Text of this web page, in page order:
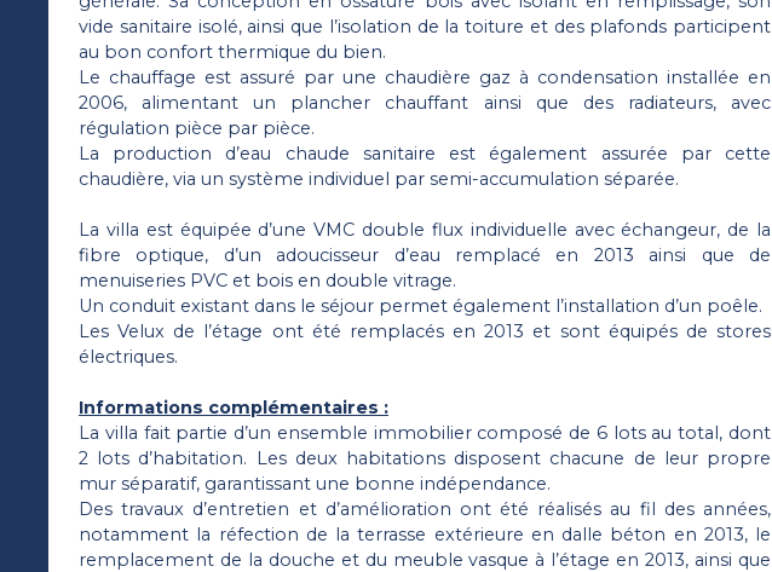
vide sanitaire isolé, ainsi que l’isolation de la toiture et des plafonds participent
au bon confort thermique du bien.
Le chauffage est assuré par une chaudière gaz à condensation installée en
2006, alimentant un plancher chauffant ainsi que des radiateurs, avec
régulation pièce par pièce.
La production d’eau chaude sanitaire est également assurée par cette
chaudière, via un système individuel par semi-accumulation séparée.
La villa est équipée d’une VMC double flux individuelle avec échangeur, de la
fibre optique, d’un adoucisseur d’eau remplacé en 2013 ainsi que de
menuiseries PVC et bois en double vitrage.
Un conduit existant dans le séjour permet également l’installation d’un poêle.
Les Velux de l’étage ont été remplacés en 2013 et sont équipés de stores
électriques.
Informations complémentaires :
La villa fait partie d’un ensemble immobilier composé de 6 lots au total, dont
2 lots d’habitation. Les deux habitations disposent chacune de leur propre
mur séparatif, garantissant une bonne indépendance.
Des travaux d’entretien et d’amélioration ont été réalisés au fil des années,
notamment la réfection de la terrasse extérieure en dalle béton en 2013, le
remplacement de la douche et du meuble vasque à l’étage en 2013, ainsi que